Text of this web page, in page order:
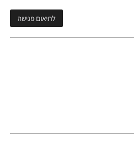
לתיאום פגישה